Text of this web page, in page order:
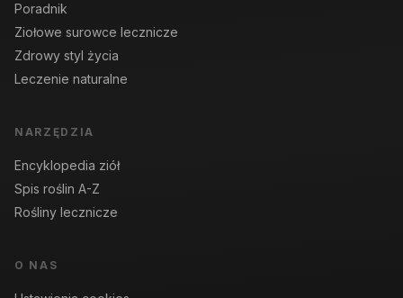
Poradnik
Ziołowe surowce lecznicze
Zdrowy styl życia
Leczenie naturalne
NARZĘDZIA
Encyklopedia ziół
Spis roślin A-Z
Rośliny lecznicze
O NAS